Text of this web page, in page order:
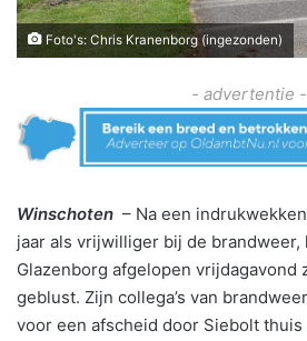
Foto's: Chris Kranenborg (ingezonden)
- advertentie -
Winschoten – Na een
jaar als vrijwilliger bij de brandweer,
Glazenborg afgelopen vrijdagavond
geblust. Zijn collega’s van
voor een afscheid door Siebolt